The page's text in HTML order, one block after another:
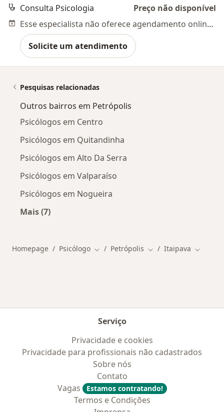
Consulta Psicologia
Preço não disponível
Esse especialista não oferece agendamento online para esse endereço.
Solicite um atendimento
Pesquisas relacionadas
Outros bairros em Petrópolis
Psicólogos em Centro
Psicólogos em Quitandinha
Psicólogos em Alto Da Serra
Psicólogos em Valparaíso
Psicólogos em Nogueira
Mais (7)
Homepage Psicólogo Mudar de cidade
Petrópolis Mudar de cidade
Itaipava Mudar
Serviço
Privacidade e cookies
Privacidade para profissionais não cadastrados
Sobre nós
Contato
Vagas
Estamos contratando!
Termos e Condições